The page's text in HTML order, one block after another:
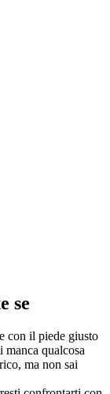
se
con il piede giusto
manca qualcosa
ma non sai